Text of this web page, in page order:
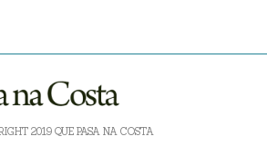
2019 QUE PASA NA COSTA